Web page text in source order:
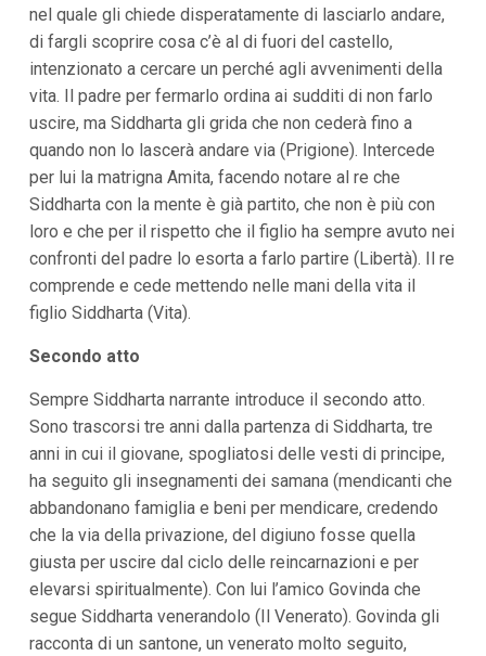
nel quale gli chiede disperatamente di lasciarlo andare,
di fargli scoprire cosa c’è al di fuori del castello,
intenzionato a cercare un perché agli avvenimenti della
vita. Il padre per fermarlo ordina ai sudditi di non farlo
uscire, ma Siddharta gli grida che non cederà fino a
quando non lo lascerà andare via (Prigione). Intercede
per lui la matrigna Amita, facendo notare al re che
Siddharta con la mente è già partito, che non è più con
loro e che per il rispetto che il figlio ha sempre avuto nei
confronti del padre lo esorta a farlo partire (Libertà). Il re
comprende e cede mettendo nelle mani della vita il
figlio Siddharta (Vita).
Secondo atto
Sempre Siddharta narrante introduce il secondo atto.
Sono trascorsi tre anni dalla partenza di Siddharta, tre
anni in cui il giovane, spogliatosi delle vesti di principe,
ha seguito gli insegnamenti dei samana (mendicanti che
abbandonano famiglia e beni per mendicare, credendo
che la via della privazione, del digiuno fosse quella
giusta per uscire dal ciclo delle reincarnazioni e per
elevarsi spiritualmente). Con lui l’amico Govinda che
segue Siddharta venerandolo (Il Venerato). Govinda gli
racconta di un santone, un venerato molto seguito,